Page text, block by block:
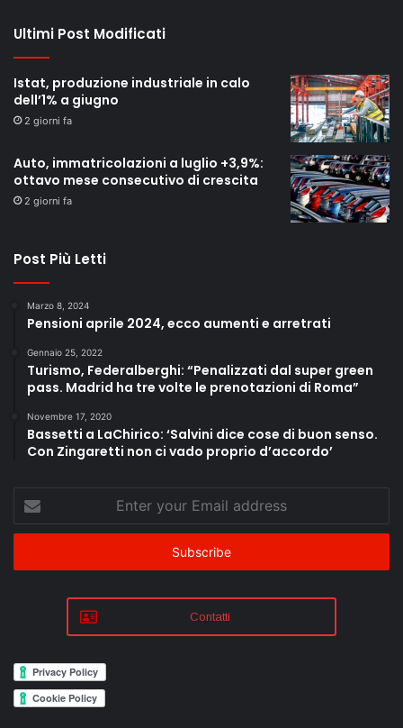
Ultimi Post Modificati
Istat, produzione industriale in calo
dell’1% a giugno
2 giorni fa
Auto, immatricolazioni a luglio +3,9%:
ottavo mese consecutivo di crescita
2 giorni fa
Post Più Letti
Marzo 8, 2024
Pensioni aprile 2024, ecco aumenti e arretrati
Gennaio 25, 2022
Turismo, Federalberghi: “Penalizzati dal super green
pass. Madrid ha tre volte le prenotazioni di Roma”
Novembre 17, 2020
Bassetti a LaChirico: ‘Salvini dice cose di buon senso.
Con Zingaretti non ci vado proprio d’accordo’
Enter
your
Email
Contatti